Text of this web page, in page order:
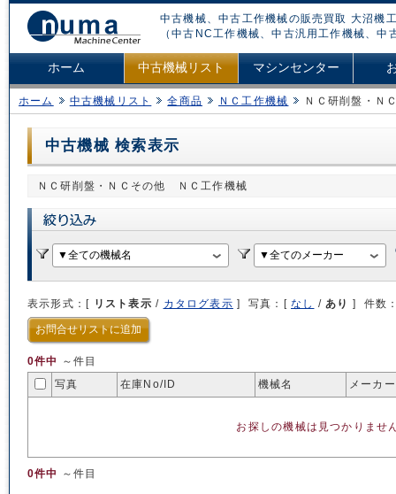
中古機械、中古工作機械の販売買取 大沼機
（中古NC工作機械、中古汎用工作機械、
ホーム 中古機械リスト マシンセンター
ホーム 中古機械リスト 全商品 ＮＣ工作機械 ＮＣ研削盤・Ｎ
中古機械 検索表示
ＮＣ研削盤・ＮＣその他 ＮＣ工作機械
表示形式：[ リスト表示 / カタログ表示 ] 写真：[ なし / あり ] 件数
お問合せリストに追加
0件中
～件目
写真
在庫No/ID 機械名 メーカ
0件中 ～件目
お探しの機械は見つかりませ